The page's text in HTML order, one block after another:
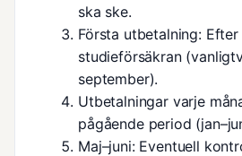
ska ske.
Första utbetalning: Efter
studieförsäkran
september).
Utbetalningar varje
pågående period
Maj–juni: Eventuell